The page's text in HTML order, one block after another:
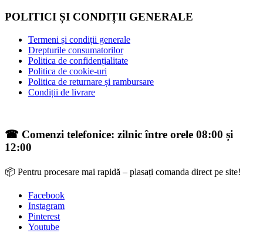
POLITICI ȘI CONDIȚII GENERALE
Termeni și condiții generale
Drepturile consumatorilor
Politica de confidențialitate
Politica de cookie-uri
Politica de returnare și rambursare
Condiții de livrare
☎ Comenzi telefonice: zilnic între orele 08:00 și
12:00
📦 Pentru procesare mai rapidă – plasați comanda direct pe site!
Facebook
Instagram
Pinterest
Youtube